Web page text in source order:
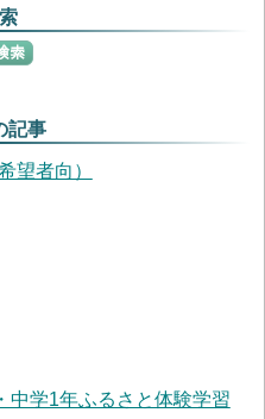
索
記事
望者向）
中学1年ふるさと体験学習